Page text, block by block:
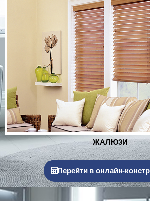
РОЛЬСТАВНИ
Перейти в онлайн-